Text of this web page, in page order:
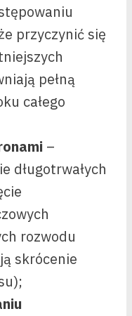
przyczynić się
pełną
całego
–
długotrwałych
rozwodu
skrócenie